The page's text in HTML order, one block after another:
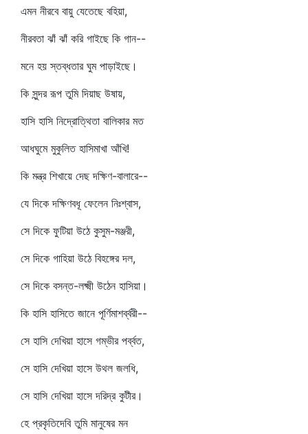
এমন নীরবে বায়ু যেতেছে বহিয়া,
নীরবতা ঝাঁ ঝাঁ করি গাইছে কি গান--
মনে হয় স্তব্ধতার ঘুম পাড়াইছে।
কি সুন্দর রূপ তুমি দিয়াছ উষায়,
হাসি হাসি নিদ্রোত্থিতা বালিকার মত
আধঘুমে মুকুলিত হাসিমাখা আঁখি!
কি মন্ত্র শিখায়ে দেছ দক্ষিণ-বালারে--
যে দিকে দক্ষিণবধূ ফেলেন নিঃশ্বাস,
সে দিকে ফুটিয়া উঠে কুসুম-মঞ্জরী,
সে দিকে গাহিয়া উঠে বিহঙ্গের দল,
সে দিকে বসন্ত-লক্ষ্মী উঠেন হাসিয়া।
কি হাসি হাসিতে জানে পূর্ণিমাশর্ব্বরী--
সে হাসি দেখিয়া হাসে গম্ভীর পর্ব্বত,
সে হাসি দেখিয়া হাসে উথল জলধি,
সে হাসি দেখিয়া হাসে দরিদ্র কুটীর।
হে প্রকৃতিদেবি তুমি মানুষের মন